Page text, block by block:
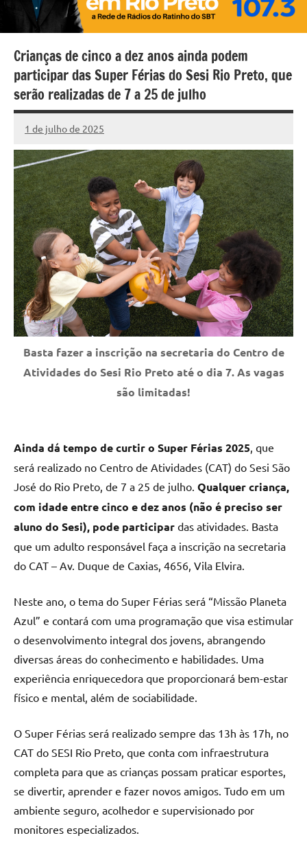
Crianças de cinco a dez anos ainda podem
participar das Super Férias do Sesi Rio Preto, que
serão realizadas de 7 a 25 de julho
1 de julho de 2025
Marcelo
Fachin
Nenhum
Comentário
Basta fazer a inscrição na secretaria do Centro de
Atividades do Sesi Rio Preto até o dia 7. As vagas
são limitadas!
Ainda dá tempo de curtir o Super Férias 2025, que
será realizado no Centro de Atividades (CAT) do Sesi São
José do Rio Preto, de 7 a 25 de julho. Qualquer criança,
com idade entre cinco e dez anos (não é preciso ser
aluno do Sesi), pode participar das atividades. Basta
que um adulto responsável faça a inscrição na secretaria
do CAT – Av. Duque de Caxias, 4656, Vila Elvira.
Neste ano, o tema do Super Férias será “Missão Planeta
Azul” e contará com uma programação que visa estimular
o desenvolvimento integral dos jovens, abrangendo
diversas áreas do conhecimento e habilidades. Uma
experiência enriquecedora que proporcionará bem-estar
físico e mental, além de sociabilidade.
O Super Férias será realizado sempre das 13h às 17h, no
CAT do SESI Rio Preto, que conta com infraestrutura
completa para que as crianças possam praticar esportes,
se divertir, aprender e fazer novos amigos. Tudo em um
ambiente seguro, acolhedor e supervisionado por
monitores especializados.